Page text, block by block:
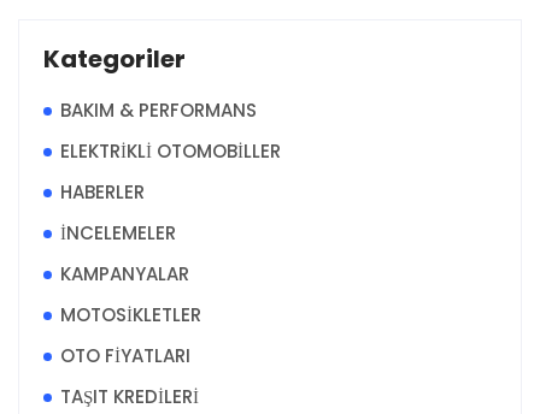
Kategoriler
BAKIM & PERFORMANS
ELEKTRİKLİ OTOMOBİLLER
HABERLER
İNCELEMELER
KAMPANYALAR
MOTOSİKLETLER
OTO FİYATLARI
TAŞIT KREDİLERİ